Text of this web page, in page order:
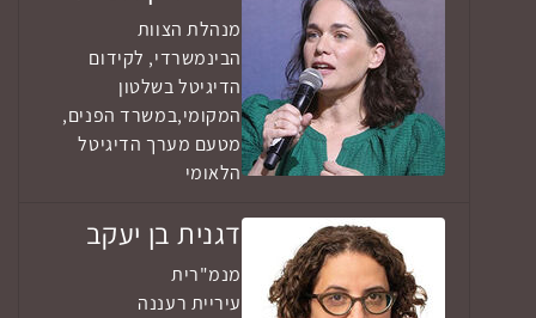
מנהלת הצוות
הבינמשרדי, לקידום
הדיגיטל בשלטון
המקומי,במשרד הפנים,
מטעם מערך הדיגיטל
הלאומי
דגנית בן יעקב
מנמ"רית
עיריית רעננה